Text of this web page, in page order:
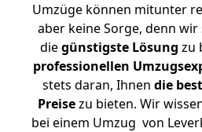
Umzüge können mitunter
aber keine Sorge, denn
diegünstigste Lösung zu
professionellen
stets daran, Ihnen die
Preisezu bieten. Wir
bei einem Umzug von